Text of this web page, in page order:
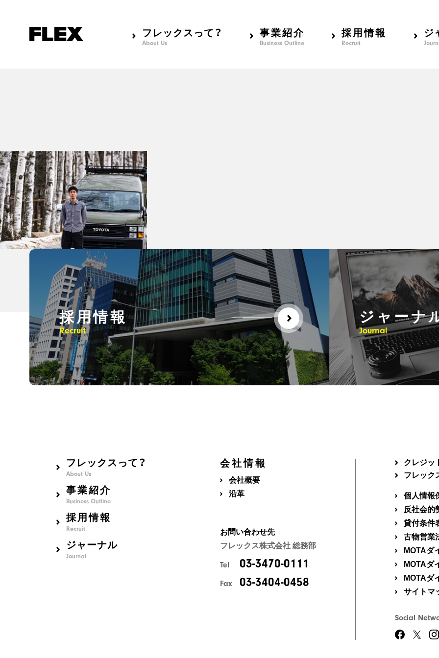
フレックスって？
About Us
事業紹介
Business Outline
採用情報
Recruit
ジ
採用情報
Recruit
ジャーナ
Journal
フレックスって？
About Us
事業紹介
Business Outline
採用情報
Recruit
ジャーナル
Journal
会社情報
会社概要
沿革
お問い合わせ先
フレックス株式会社 総務部
Tel 03-3470-0111
Fax 03-3404-0458
クレジッ
フレック
個人情報
反社会的
貸付条件
古物営業
MOTAダ
MOTAダ
MOTAダ
サイトマ
Social